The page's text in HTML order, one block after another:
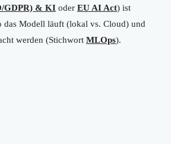
GDPR) & KI oder EU AI Act) ist
das Modell läuft (lokal vs. Cloud) und
werden (Stichwort MLOps).